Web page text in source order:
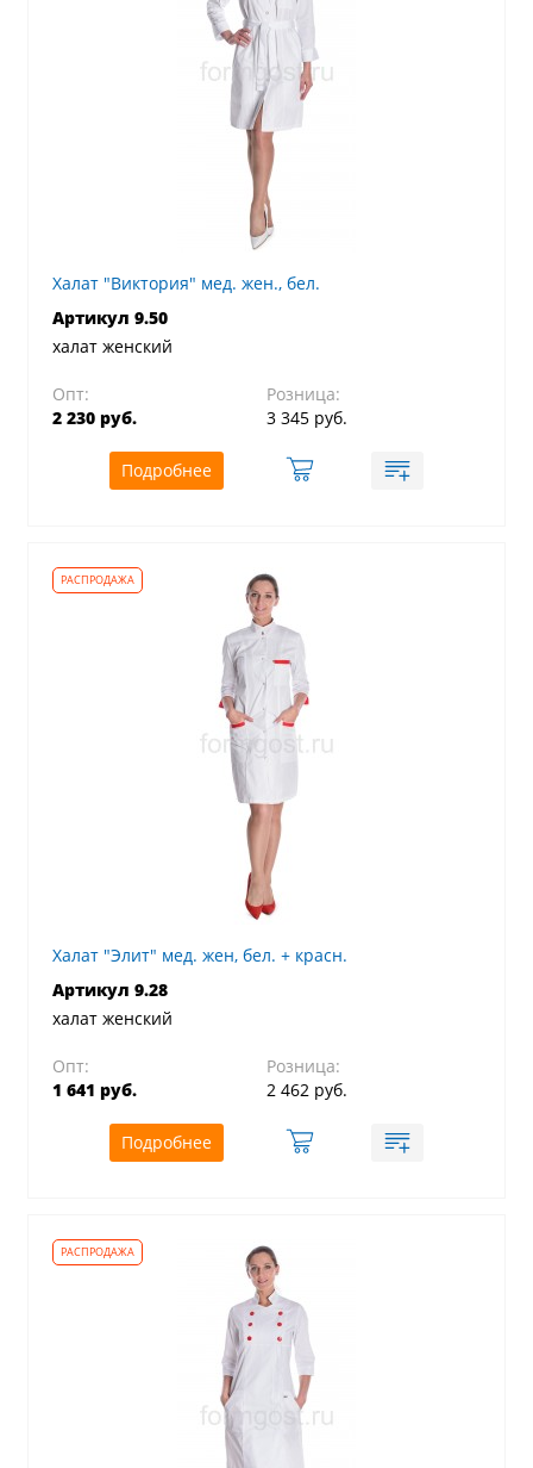
Халат "Виктория" мед. жен., бел.
Артикул 9.50
халат женский
Опт:
2 230 руб.
Розница:
3 345 руб.
Подробнее
Халат "Элит" мед. жен, бел. + красн.
Артикул 9.28
халат женский
Опт:
1 641 руб.
Розница:
2 462 руб.
Подробнее